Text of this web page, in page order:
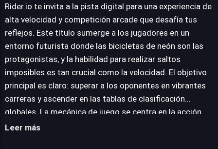
JUEGALO AHORA
Rider.io te invita a la pista digital para una experiencia de
alta velocidad y competición arcade que desafía tus
reflejos. Este título sumerge a los jugadores en un
entorno futurista donde las bicicletas de neón son las
protagonistas, y la habilidad para realizar saltos
imposibles es tan crucial como la velocidad. El objetivo
principal es claro: superar a los oponentes en vibrantes
carreras y ascender en las tablas de clasificación
globales. La mecánica de juego se centra en la acción
ininterrumpida, combinando la emoción de las carreras
Leer más